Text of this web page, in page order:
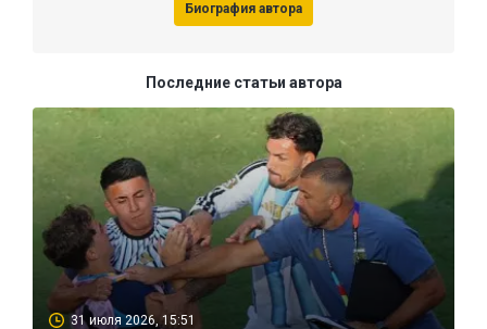
Биография автора
Последние статьи автора
31 июля 2026, 15:51